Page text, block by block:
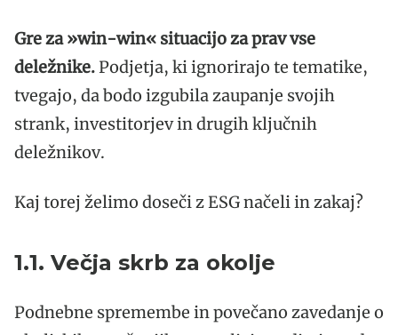
Gre za »win-win« situacijo za prav vse
deležnike. Podjetja, ki ignorirajo te tematike,
tvegajo, da bodo izgubila zaupanje svojih
strank, investitorjev in drugih ključnih
deležnikov.
Kaj torej želimo doseči z ESG načeli in zakaj?
1.1. Večja skrb za okolje
Podnebne spremembe in povečano zavedanje o